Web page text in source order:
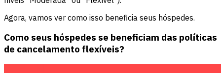
Agora, vamos ver como isso beneficia seus hóspedes.
Como seus hóspedes se beneficiam das políticas
de cancelamento flexíveis?